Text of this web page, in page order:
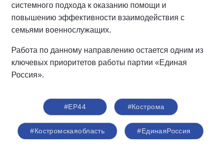
системного подхода к оказанию помощи и
повышению эффективности взаимодействия с
семьями военнослужащих.
Работа по данному направлению остается одним из
ключевых приоритетов работы партии «Единая
Россия».
#ЕР44 #Кострома
#Костромскаяобласть #‎ЕдинаяРоссия